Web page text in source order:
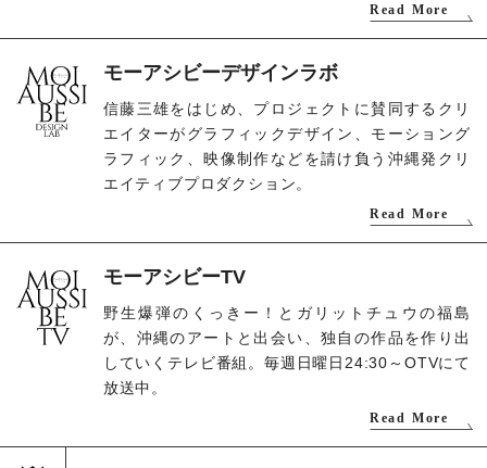
Read More
モーアシビーデザインラボ
信藤三雄をはじめ、プロジェクトに賛同するクリ
エイターがグラフィックデザイン、モーショング
ラフィック、映像制作などを請け負う沖縄発クリ
エイティブプロダクション。
Read More
モーアシビーTV
野生爆弾のくっきー！とガリットチュウの福島
が、沖縄のアートと出会い、独自の作品を作り出
していくテレビ番組。毎週日曜日24:30～OTVにて
放送中。
Read More